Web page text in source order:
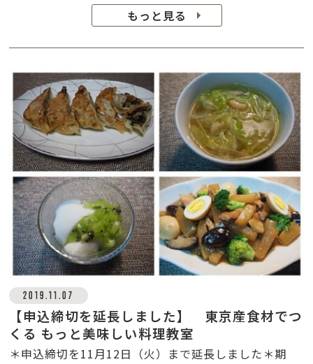
もっと見る
2019.11.07
【申込締切を延長しました】 東京産食材でつ
くる もっと美味しい料理教室
＊申込締切を11月12日（火）まで延長しました＊期